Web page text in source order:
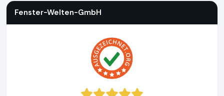
Fenster-Welten-GmbH